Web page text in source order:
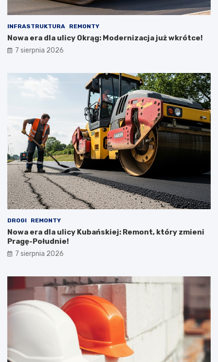
INFRASTRUKTURA REMONTY
Nowa era dla ulicy Okrąg: Modernizacja już wkrótce!
7 sierpnia 2026
DROGI REMONTY
Nowa era dla ulicy Kubańskiej: Remont, który zmieni
Pragę-Południe!
7 sierpnia 2026